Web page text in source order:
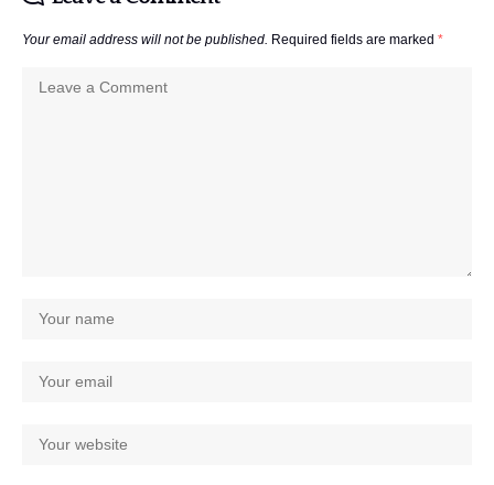
Your email address will not be published. Required fields are marked *